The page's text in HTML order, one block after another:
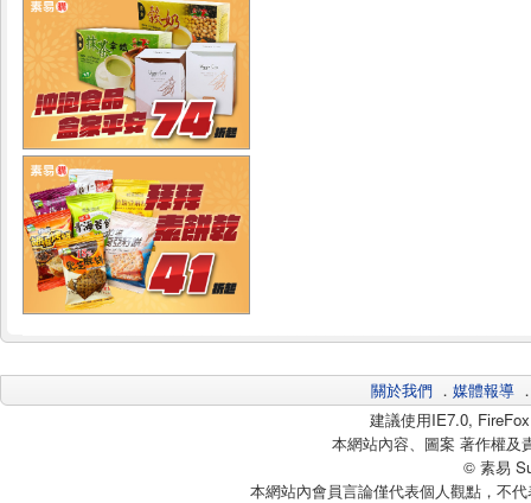
關於我們 ． 媒體報導
建議使用IE7.0,
本網站內容、圖案 著作權及
© 素易
本網站內會員言論僅代表個人觀點，不